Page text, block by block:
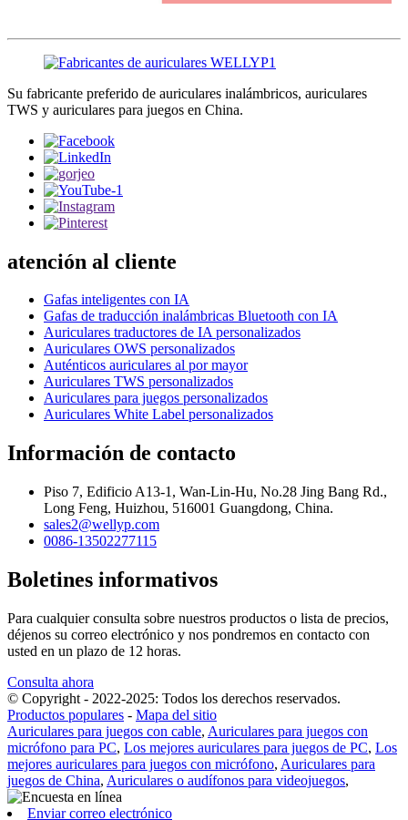
Su fabricante preferido de auriculares inalámbricos, auriculares
TWS y auriculares para juegos en China.
atención al cliente
Gafas inteligentes con IA
Gafas de traducción inalámbricas Bluetooth con IA
Auriculares traductores de IA personalizados
Auriculares OWS personalizados
Auténticos auriculares al por mayor
Auriculares TWS personalizados
Auriculares para juegos personalizados
Auriculares White Label personalizados
Información de contacto
Piso 7, Edificio A13-1, Wan-Lin-Hu, No.28 Jing Bang Rd.,
Long Feng, Huizhou, 516001 Guangdong, China.
sales2@wellyp.com
0086-13502277115
Boletines informativos
Para cualquier consulta sobre nuestros productos o lista de precios,
déjenos su correo electrónico y nos pondremos en contacto con
usted en un plazo de 12 horas.
Consulta ahora
© Copyright - 2022-2025: Todos los derechos reservados.
Productos populares - Mapa del sitio
Auriculares para juegos con cable, Auriculares para juegos con
micrófono para PC, Los mejores auriculares para juegos de PC, Los
mejores auriculares para juegos con micrófono, Auriculares para
juegos de China, Auriculares o audífonos para videojuegos,
Enviar correo electrónico